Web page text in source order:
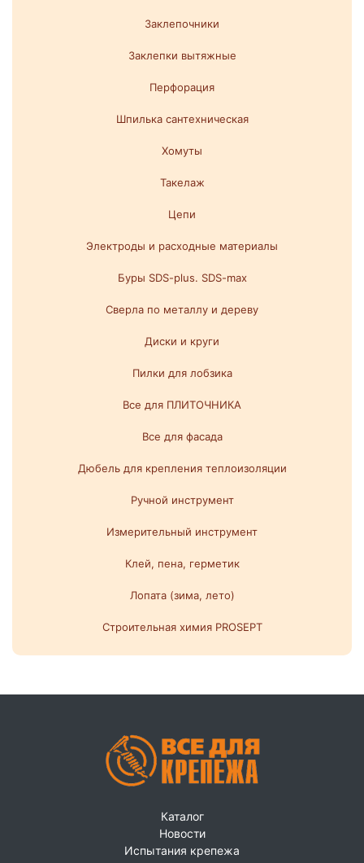
Заклепочники
Заклепки вытяжные
Перфорация
Шпилька сантехническая
Хомуты
Такелаж
Цепи
Электроды и расходные материалы
Буры SDS-plus. SDS-max
Сверла по металлу и дереву
Диски и круги
Пилки для лобзика
Все для ПЛИТОЧНИКА
Все для фасада
Дюбель для крепления теплоизоляции
Ручной инструмент
Измерительный инструмент
Клей, пена, герметик
Лопата (зима, лето)
Строительная химия PROSEPT
Каталог
Новости
Испытания крепежа